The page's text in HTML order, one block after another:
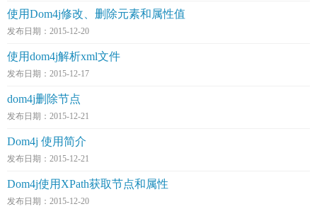
使用Dom4j修改、删除元素和属性值
发布日期：2015-12-20
使用dom4j解析xml文件
发布日期：2015-12-17
dom4j删除节点
发布日期：2015-12-21
Dom4j 使用简介
发布日期：2015-12-21
Dom4j使用XPath获取节点和属性
发布日期：2015-12-20